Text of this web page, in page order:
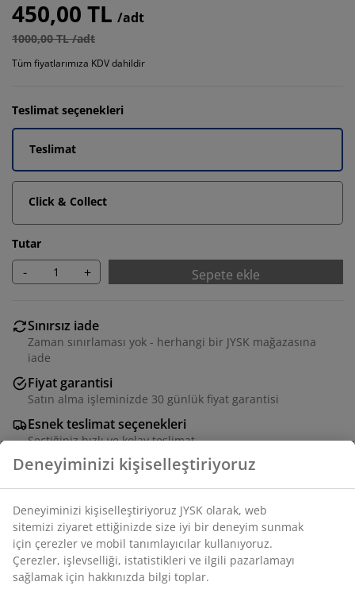
450,00 TL /adt
1000,00 TL /adt
Tüm fiyatlarımıza KDV dahildir
Teslimat seçenekleri
Teslimat
Click & Collect
Tutar
- + Sepete ekle
Sınırsız iade
Zaman sınırlaması yok - herhangi bir JYSK mağazasına
iade
Fiyat garantisi
Satın alma işleminizde 30 günlük fiyat garantisi
Esnek teslimat seçenekleri
Seçtiğiniz hızlı ve kolay teslimat
Nemli zeminde kuru kalmak için ideal, suya dayanıklı bir
tabana sahip piknik örtüsü. Bu geniş örtü, açık hava
etkinlikleri için bolca alan sağlar ve kolay taşıma için
rulo haline getirilebilir. Çeşitli renklerde mevcuttur.
G150 x U200 cm
Deneyiminizi kişiselleştiriyoruz
Deneyiminizi kişiselleştiriyoruz JYSK olarak, web
sitemizi ziyaret ettiğinizde size iyi bir deneyim sunmak
için çerezler ve mobil tanımlayıcılar kullanıyoruz.
Çerezler, işlevselliği, istatistikleri ve ilgili pazarlamayı
sağlamak için hakkınızda bilgi toplar.